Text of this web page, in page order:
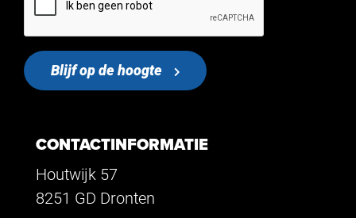
Blijf op de hoogte
CONTACTINFORMATIE
Houtwijk 57
8251 GD Dronten